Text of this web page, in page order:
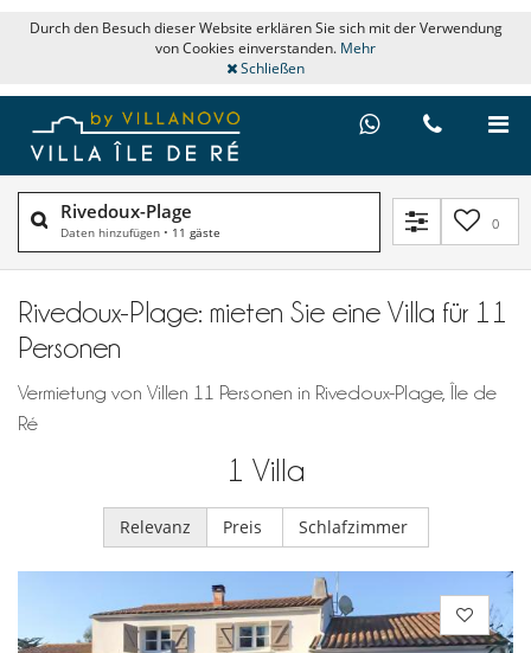
Durch den Besuch dieser Website erklären Sie sich mit der Verwendung
von Cookies einverstanden. Mehr
Schließen
Rivedoux-Plage
Daten hinzufügen • 11 gäste 0
Rivedoux-Plage: mieten Sie eine Villa für 11
Personen
Vermietung von Villen 11 Personen in Rivedoux-Plage, Île de
Ré
1 Villa
Relevanz Preis Schlafzimmer